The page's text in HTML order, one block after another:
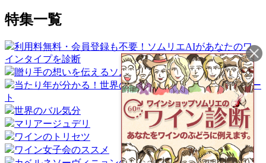
特集一覧
利用料無料・会員登録も不要！ソムリエAIがあなたのワ
インタイプを診断
贈り手の想いを伝えるソムリエギフト
当たり年が分かる！世界のワイン産地ヴィンテージチャー
ト
世界のバル気分
マリアージュデリ
ワインのトリセツ
ワイン女子会のススメ